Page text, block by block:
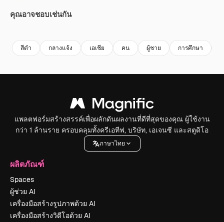
คุณอาจชอบเช่นกัน
สีดํา กลางแจ้ง เอเชีย คน ผู้ชาย การศึกษา
แพลตฟอร์มสร้างสรรค์เพื่อผลักดันผลงานที่ดีที่สุดของคุณ ผู้ใช้งาน
กว่า 1 ล้านราย ครอบคลุมทั้งครีเอทีฟ, บริษัท, เอเจนซี และสตูดิโอ
ภาษาไทย
ผลิตภัณฑ์
Spaces
ผู้ช่วย AI
เครื่องมือสร้างรูปภาพด้วย AI
เครื่องมือสร้างวิดีโอด้วย AI